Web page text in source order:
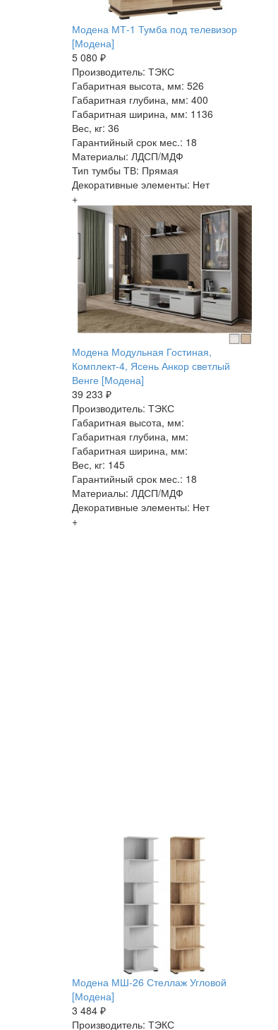
Модена МТ-1 Тумба под телевизор
[Модена]
5 080 ₽
Производитель: ТЭКС
Габаритная высота, мм: 526
Габаритная глубина, мм: 400
Габаритная ширина, мм: 1136
Вес, кг: 36
Гарантийный срок мес.: 18
Материалы: ЛДСП/МДФ
Тип тумбы ТВ: Прямая
Декоративные элементы: Нет
+
Модена Модульная Гостиная,
Комплект-4, Ясень Анкор светлый
Венге [Модена]
39 233 ₽
Производитель: ТЭКС
Габаритная высота, мм:
Габаритная глубина, мм:
Габаритная ширина, мм:
Вес, кг: 145
Гарантийный срок мес.: 18
Материалы: ЛДСП/МДФ
Декоративные элементы: Нет
+
Модена МШ-26 Стеллаж Угловой
[Модена]
3 484 ₽
Производитель: ТЭКС